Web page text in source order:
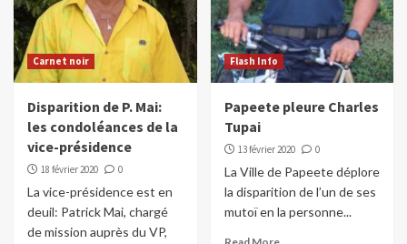
Carnet noir
Disparition de P. Mai:
les condoléances de la
vice-présidence
18 février 2020 0
La vice-présidence est en
deuil: Patrick Mai, chargé
de mission auprès du VP,
Flash Info
Papeete pleure Charles
Tupai
13 février 2020 0
La Ville de Papeete déplore
la disparition de l’un de ses
mutoï en la personne...